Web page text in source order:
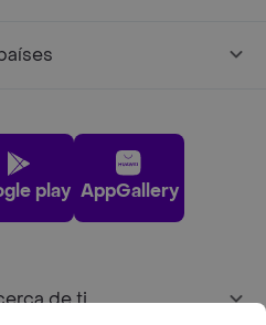
play AppGallery
de ti